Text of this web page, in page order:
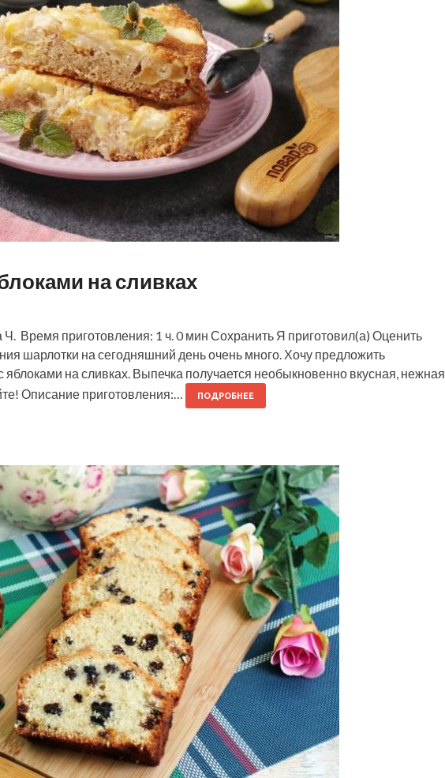
на сливках
Ч. Время приготовления: 1 ч. 0 мин Сохранить Я приготовил(а) Оценить
шарлотки на сегодняшний день очень много. Хочу предложить
яблоками на сливках. Выпечка получается необыкновенно вкусная, нежная
Описание приготовления:…
ПОДРОБНЕЕ